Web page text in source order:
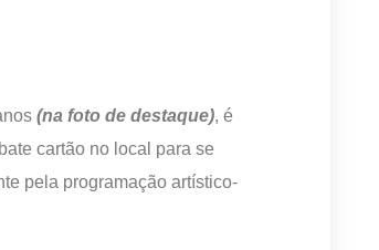
(na foto de destaque), é
cartão no local para se
pela programação artístico-